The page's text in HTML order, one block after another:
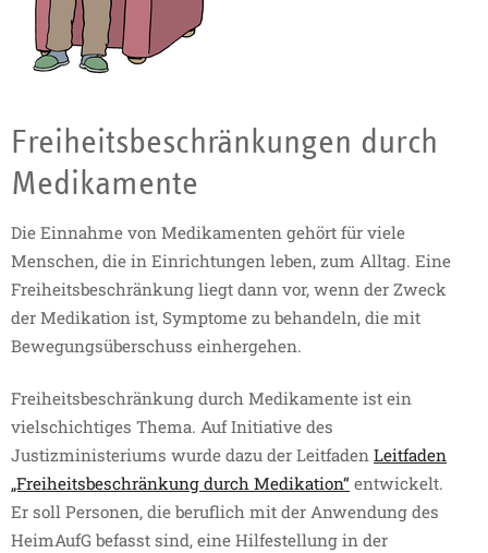
Freiheitsbeschränkungen durch
Medikamente
Die Einnahme von Medikamenten gehört für viele
Menschen, die in Einrichtungen leben, zum Alltag. Eine
Freiheitsbeschränkung liegt dann vor, wenn der Zweck
der Medikation ist, Symptome zu behandeln, die mit
Bewegungsüberschuss einhergehen.
Freiheitsbeschränkung durch Medikamente ist ein
vielschichtiges Thema. Auf Initiative des
Justizministeriums wurde dazu der Leitfaden Leitfaden
„Freiheitsbeschränkung durch Medikation“ entwickelt.
Er soll Personen, die beruflich mit der Anwendung des
HeimAufG befasst sind, eine Hilfestellung in der